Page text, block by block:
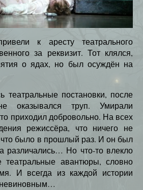
к аресту театрального
за реквизит. Тот клялся,
о ядах, но был осуждён на
театральные постановки, после
оказывался труп. Умирали
приходил добровольно. На всех
режиссёра, что ничего не
что было в прошлый раз. И он был
различались… Но что-то влекло
авантюры, словно
И всегда из каждой истории